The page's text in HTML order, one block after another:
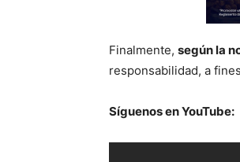
Finalmente, según la
responsabilidad, a
Síguenos en YouTube: